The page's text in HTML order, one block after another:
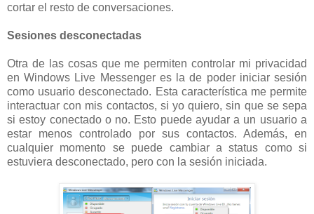
cortar el resto de conversaciones.
Sesiones desconectadas
Otra de las cosas que me permiten controlar mi privacidad
en Windows Live Messenger es la de poder iniciar sesión
como usuario desconectado. Esta característica me permite
interactuar con mis contactos, si yo quiero, sin que se sepa
si estoy conectado o no. Esto puede ayudar a un usuario a
estar menos controlado por sus contactos. Además, en
cualquier momento se puede cambiar a status como si
estuviera desconectado, pero con la sesión iniciada.